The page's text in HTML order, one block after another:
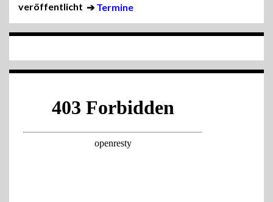
veröffentlicht ➔Termine